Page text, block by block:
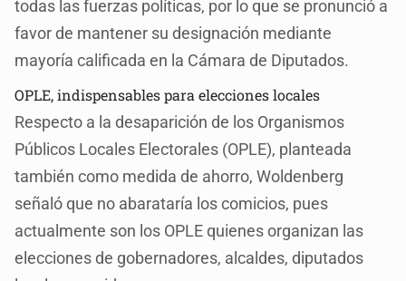
todas las fuerzas políticas, por lo que se pronunció a
favor de mantener su designación mediante
mayoría calificada en la Cámara de Diputados.
OPLE, indispensables para elecciones locales
Respecto a la desaparición de los Organismos
Públicos Locales Electorales (OPLE), planteada
también como medida de ahorro, Woldenberg
señaló que no abarataría los comicios, pues
actualmente son los OPLE quienes organizan las
elecciones de gobernadores, alcaldes, diputados